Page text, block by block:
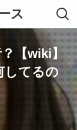
ス
【wiki】
してるの